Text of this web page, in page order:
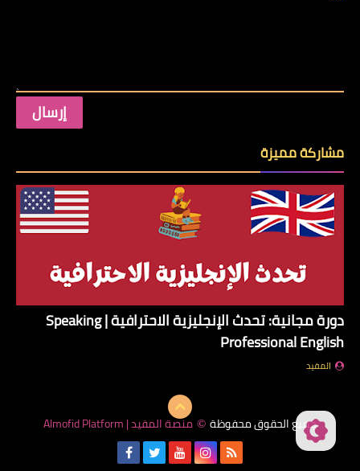
مشاركة مميزة
دورة مجانية: تحدث الإنجليزية الاحترافية | Speaking
Professional English
المفيد
جميع الحقوق محفوظة © منصة المفيد | Almofid Platform